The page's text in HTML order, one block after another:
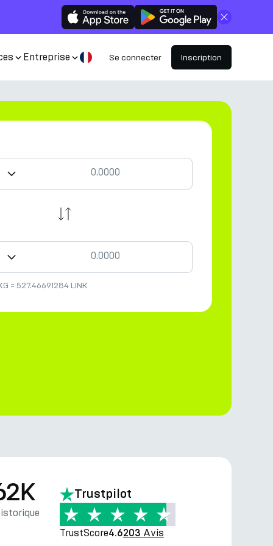
Fermer
Entreprise Se connecter Inscription
≈ 527.46691284 LINK
Trustpilot
TrustScore4.6203 Avis